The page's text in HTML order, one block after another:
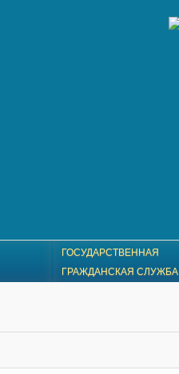
ГОСУДАРСТВЕННАЯ
ГРАЖДАНСКАЯ СЛУЖБА